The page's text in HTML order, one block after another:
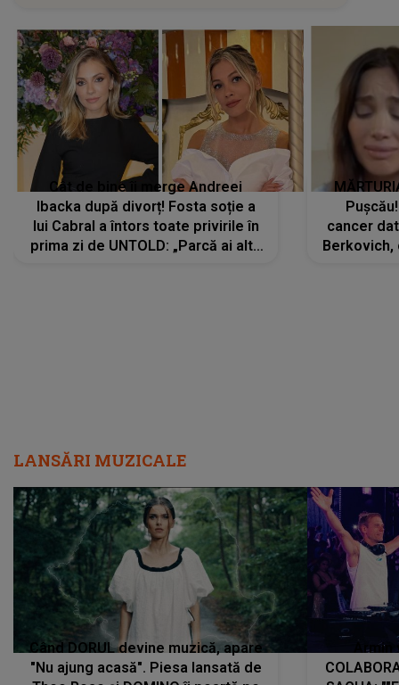
Cât de bine îi merge Andreei
Ibacka după divorț! Fosta soție a
lui Cabral a întors toate privirile în
prima zi de UNTOLD: „Parcă ai altă
cancer
Berkovich,
LANSĂRI MUZICALE
Când DORUL devine muzică, apare
"Nu ajung acasă". Piesa lansată de